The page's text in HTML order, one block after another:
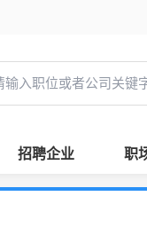
招聘企业 职